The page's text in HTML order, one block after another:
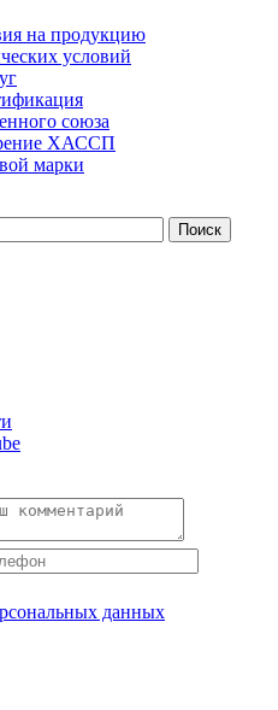
на продукцию
условий
союза
ХАССП
марки
данных